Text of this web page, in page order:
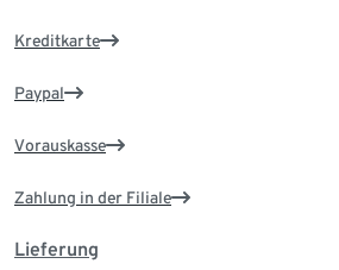
Kreditkarte
Paypal
Vorauskasse
Zahlung in der Filiale
Lieferung